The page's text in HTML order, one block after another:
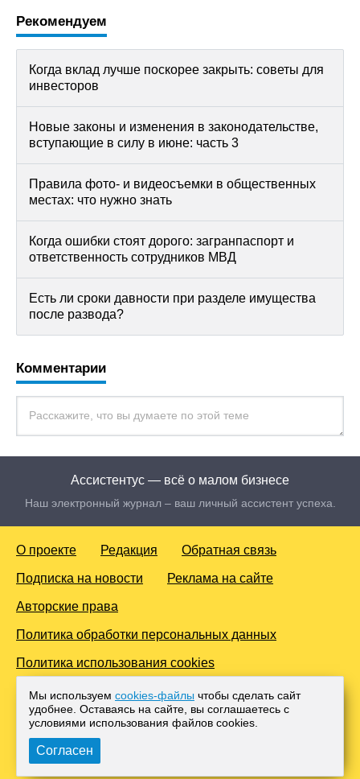
Рекомендуем
Когда вклад лучше поскорее закрыть: советы для
инвесторов
Новые законы и изменения в законодательстве,
вступающие в силу в июне: часть 3
Правила фото- и видеосъемки в общественных
местах: что нужно знать
Когда ошибки стоят дорого: загранпаспорт и
ответственность сотрудников МВД
Есть ли сроки давности при разделе имущества
после развода?
Комментарии
Ассистентус — всё о малом бизнесе
Наш электронный журнал – ваш личный ассистент успеха.
О проекте Редакция Обратная связь
Подписка на новости Реклама на сайте
Авторские права
Политика обработки персональных данных
Политика использования cookies
© 2016-2026 Все права защищены. Для лиц старше 18 лет.
Любое копирование материалов и тиражирование в сети
Интернет, либо печатных изданиях без согласования с
Администрацией проекта, преследуется законом.
Мы используем cookies-файлы чтобы сделать сайт
удобнее. Оставаясь на сайте, вы соглашаетесь с
условиями использования файлов cооkies.
Согласен